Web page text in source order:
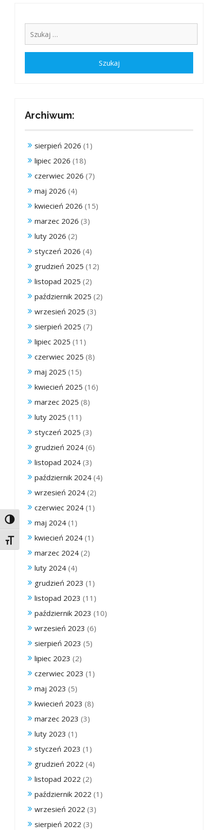
Toggle High Contrast
Toggle Font size
Archiwum:
sierpień 2026 (1)
lipiec 2026 (18)
czerwiec 2026 (7)
maj 2026 (4)
kwiecień 2026 (15)
marzec 2026 (3)
luty 2026 (2)
styczeń 2026 (4)
grudzień 2025 (12)
listopad 2025 (2)
październik 2025 (2)
wrzesień 2025 (3)
sierpień 2025 (7)
lipiec 2025 (11)
czerwiec 2025 (8)
maj 2025 (15)
kwiecień 2025 (16)
marzec 2025 (8)
luty 2025 (11)
styczeń 2025 (3)
grudzień 2024 (6)
listopad 2024 (3)
październik 2024 (4)
wrzesień 2024 (2)
czerwiec 2024 (1)
maj 2024 (1)
kwiecień 2024 (1)
marzec 2024 (2)
luty 2024 (4)
grudzień 2023 (1)
listopad 2023 (11)
październik 2023 (10)
wrzesień 2023 (6)
sierpień 2023 (5)
lipiec 2023 (2)
czerwiec 2023 (1)
maj 2023 (5)
kwiecień 2023 (8)
marzec 2023 (3)
luty 2023 (1)
styczeń 2023 (1)
grudzień 2022 (4)
listopad 2022 (2)
październik 2022 (1)
wrzesień 2022 (3)
sierpień 2022 (3)